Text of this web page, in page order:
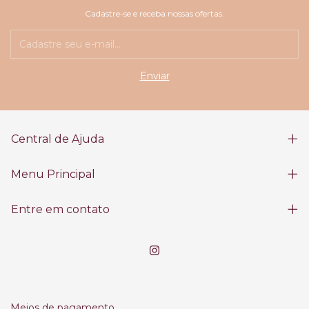
Cadastre-se e receba nossas ofertas.
Central de Ajuda
Menu Principal
Entre em contato